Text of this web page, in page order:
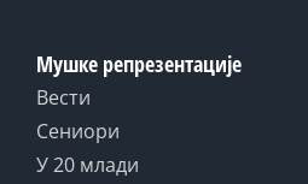
Мушке репрезентације
Вести
Сениори
У 20 млади